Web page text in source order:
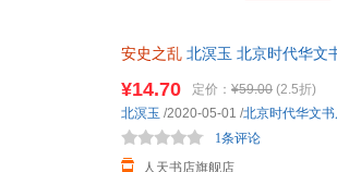
安史之乱 北溟玉 北京时代华文
¥14.70 定价： ¥59.00 (2.5折)
人天书店旗舰店
1条评论
北溟玉 /2020-05-01 /北京时代华文